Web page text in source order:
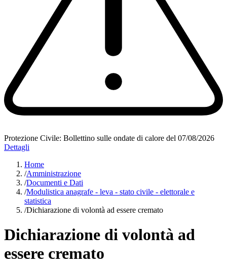
Protezione Civile: Bollettino sulle ondate di calore del 07/08/2026
Dettagli
Home
/Amministrazione
/Documenti e Dati
/Modulistica anagrafe - leva - stato civile - elettorale e
statistica
/Dichiarazione di volontà ad essere cremato
Dichiarazione di volontà ad
essere cremato